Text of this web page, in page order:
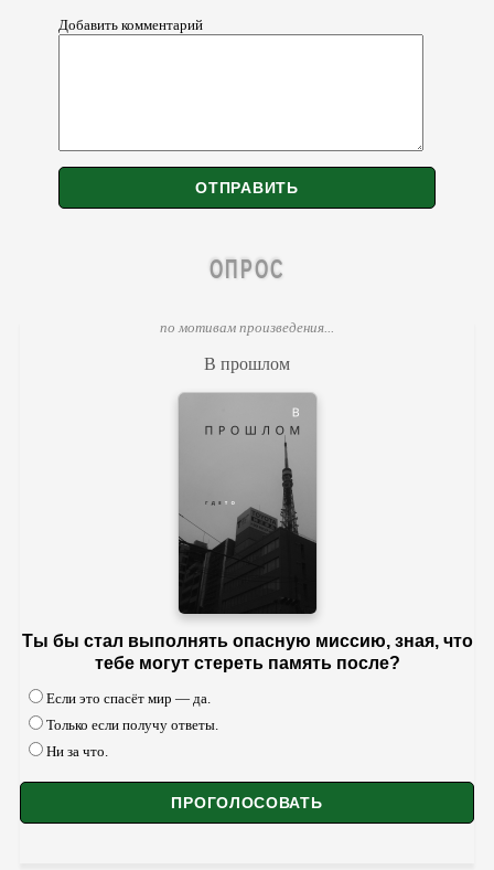
Добавить комментарий
ОПРОС
по мотивам произведения...
В прошлом
Ты бы стал выполнять опасную миссию, зная, что
тебе могут стереть память после?
Если это спасёт мир — да.
Только если получу ответы.
Ни за что.